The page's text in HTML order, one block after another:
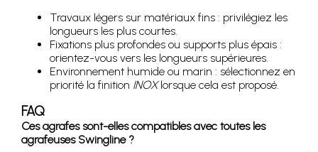
Travaux légers sur matériaux fins : privilégiez les
longueurs les plus courtes.
Fixations plus profondes ou supports plus épais :
orientez-vous vers les longueurs supérieures.
Environnement humide ou marin : sélectionnez en
priorité la finition INOXlorsque cela est proposé.
FAQ
Ces agrafes sont-elles compatibles avec toutes les
agrafeuses Swingline ?